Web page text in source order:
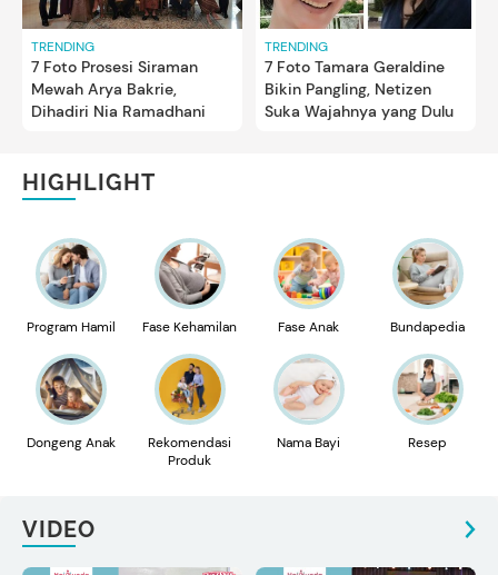
TRENDING
7 Foto Prosesi Siraman
Mewah Arya Bakrie,
Dihadiri Nia Ramadhani
TRENDING
7 Foto Tamara Geraldine
Bikin Pangling, Netizen
Suka Wajahnya yang Dulu
HIGHLIGHT
Program Hamil Fase Kehamilan Fase Anak Bundapedia
Dongeng Anak
Rekomendasi
Produk
Nama Bayi Resep
VIDEO